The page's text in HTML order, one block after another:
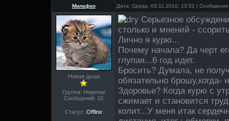
Милафко Дата: Среда, 03.11.2010, 13:51 |
Новая душа
Группа: Новички
Сообщений: 10
Статус: Offline
Серьезное
столько и мнений -
Лично я курю...
Почему начала? Да черт
глупая...6 год идет.
Бросить? Думала, не
обязательно брошу,когда-
Здоровье? Когда курю с
сжимает и становится
колит...У меня итак